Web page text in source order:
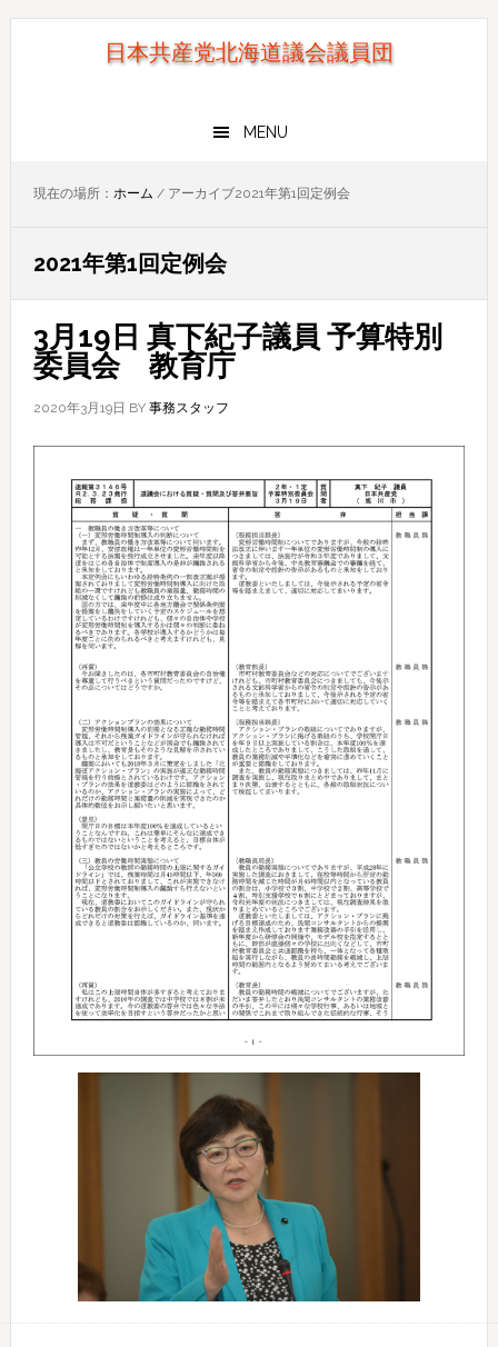
Skip
Skip
日本共産党北海道議会議員団
MENU
現在の場所： ホーム /アーカイブ2021年第1回定例会
2021年第1回定例会
3月19日 真下紀子議員 予算特別
委員会 教育庁
2020年3月19日 BY 事務スタッフ